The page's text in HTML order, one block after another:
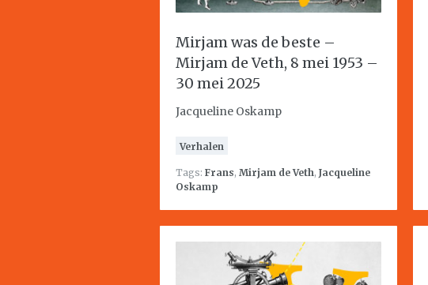
Mirjam was de beste –
Mirjam de Veth, 8 mei 1953 –
30 mei 2025
Jacqueline Oskamp
Verhalen
Tags: Frans, Mirjam de Veth, Jacqueline
Oskamp